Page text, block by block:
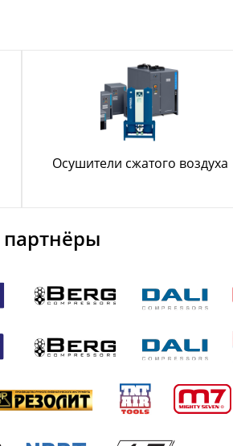
Осушители сжатого воздуха